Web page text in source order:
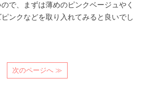
で、まずは薄めのピンクベージュやく
ンクなどを取り入れてみると良いでし
次のページへ ≫